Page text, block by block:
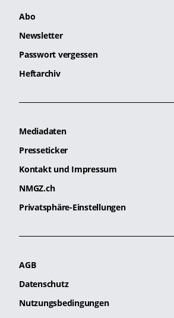
Abo
Newsletter
Passwort vergessen
Heftarchiv
Mediadaten
Presseticker
Kontakt und Impressum
NMGZ.ch
Privatsphäre-Einstellungen
AGB
Datenschutz
Nutzungsbedingungen